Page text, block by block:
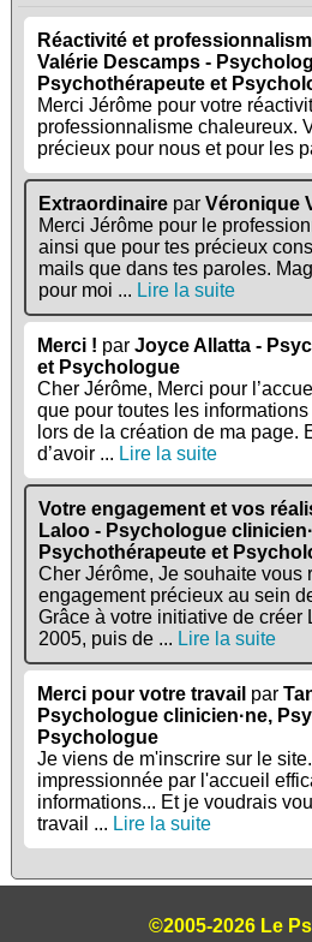
Réactivité et
Valérie Descamps -
Psychothérapeute et
Merci Jérôme pour votre
professionnalisme chaleureux.
précieux pour nous et pour les
Extraordinaire parVéronique
Merci Jérôme pour le
ainsi que pour tes précieux
mails que dans tes paroles.
pour moi ... Lire la suite
Merci ! parJoyce Allatta -
et Psychologue
Cher Jérôme, Merci pour
que pour toutes les
lors de la création de ma page.
d’avoir ... Lire la suite
Votre engagement et vos
Laloo - Psychologue
Psychothérapeute et
Cher Jérôme, Je souhaite vous
engagement précieux au sein
Grâce à votre initiative de créer
2005, puis de ... Lire la suite
Merci pour votre travail par
Psychologue clinicien·ne,
Psychologue
Je viens de m'inscrire sur le
impressionnée par l'accueil
informations... Et je voudrais
travail ... Lire la suite
©2005-2026 Le